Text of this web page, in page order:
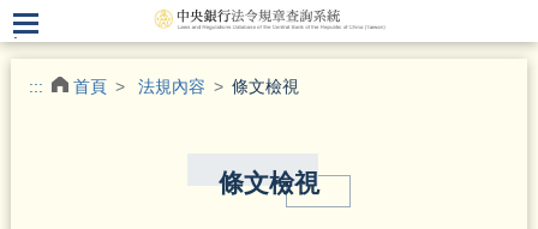
.
::: 首頁 法規內容 條文檢視
條文檢視